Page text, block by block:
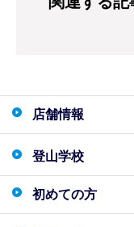
店舗情報
登山学校
初めての方